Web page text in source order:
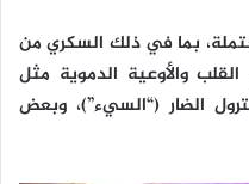
بما في ذلك السكري من
والأوعية الدموية مثل
الضار (“السيء”)، وبعض